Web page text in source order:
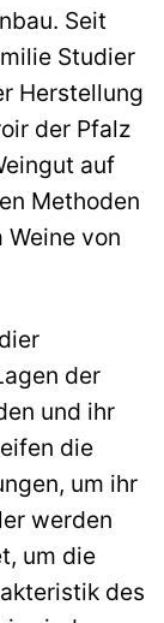
Seit
Studier
Herstellung
der Pfalz
auf
Methoden
Weine von
der
und ihr
die
um ihr
werden
um die
des